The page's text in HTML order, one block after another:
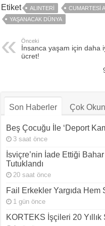
Etiket ALINTERI CUMARTESI
YAŞANACAK DÜNYA
Önceki
İnsanca yaşam için daha
ücret!
Son Haberler Çok
Beş Çocuğu İle ‘Deport
3 saat önce
İsviçre’nin İade Ettiği
Tutuklandı
20 saat önce
Fail Erkekler Yargıda Hem
1 gün önce
KORTEKS İşçileri 20 Yıllık